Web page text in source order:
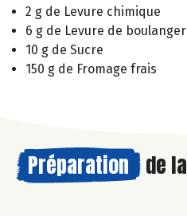
2 g de Levure chimique
6 g de Levure de boulanger
10 g de Sucre
150 g de Fromage frais
Préparation de la